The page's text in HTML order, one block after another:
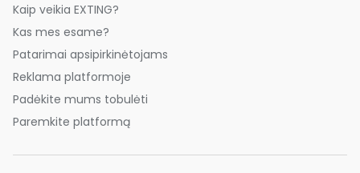
Kaip veikia EXTING?
Kas mes esame?
Patarimai apsipirkinėtojams
Reklama platformoje
Padėkite mums tobulėti
Paremkite platformą